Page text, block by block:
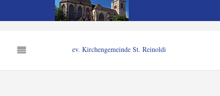
ev. Kirchengemeinde St. Reinoldi